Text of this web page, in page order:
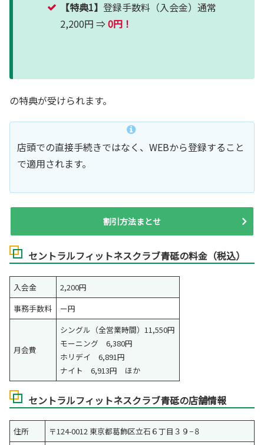
【特典1】登録手数料（入会金）通常
2,200円 ⇒0円！
の特典が受けられます。
店頭での直接手続きではなく、WEBから登録すること
で適用されます。
割引方法まとせ
セントラルフィットネスクラブ青砥の料金（税込）
入会金
2,200円
事務手数料
ー円
月会費
シングル（全営業時間）11,550円
モーニング 6,380円
ホリデイ 6,891円
ナイト 6,913円 ほか
セントラルフィットネスクラブ青砥の店舗情報
住所 〒124-0012 東京都葛飾区立石６丁目３９−８